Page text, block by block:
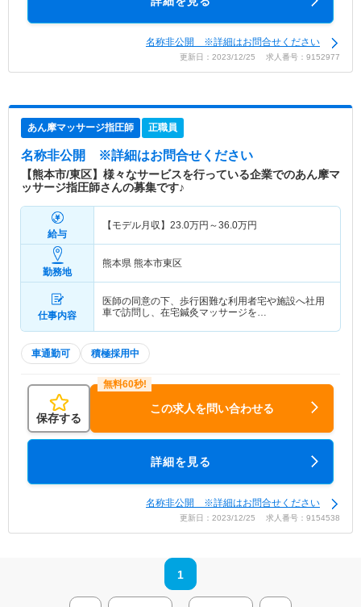
名称非公開 ※詳細はお問合せください
更新日：2023/12/25 求人番号：9152977
あん摩マッサージ指圧師 正職員
名称非公開 ※詳細はお問合せください
【熊本市/東区】様々なサービスを行っている企業でのあん摩マ
ッサージ指圧師さんの募集です♪
給与
【モデル月収】 23.0万円～36.0万円
勤務地
熊本県 熊本市東区
仕事内容
医師の同意の下、歩行困難な利用者宅や施設へ社用
車で訪問し、在宅鍼灸マッサージを…
車通勤可 積極採用中
保存する
この求人を問い合わせる
詳細を見る
名称非公開 ※詳細はお問合せください
更新日：2023/12/25 求人番号：9154538
1